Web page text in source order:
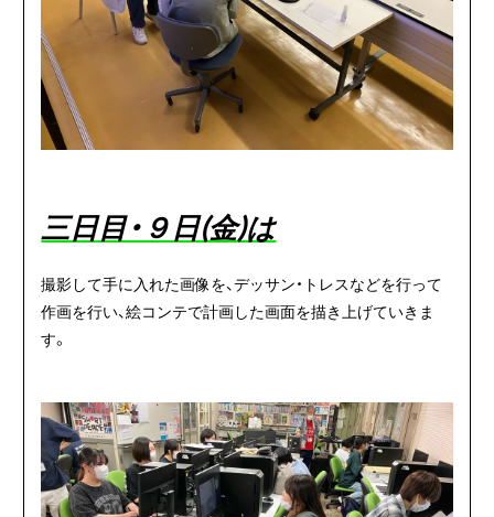
三日目・９日(金)は
撮影して手に入れた画像を、デッサン・トレスなどを行って
作画を行い、絵コンテで計画した画面を描き上げていきま
す。